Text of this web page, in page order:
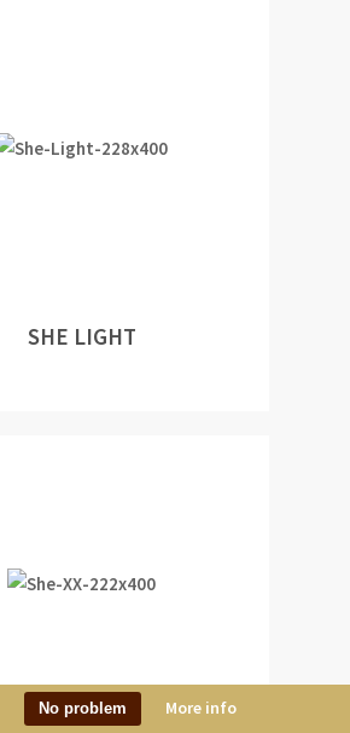
SHE LIGHT
No problem More info